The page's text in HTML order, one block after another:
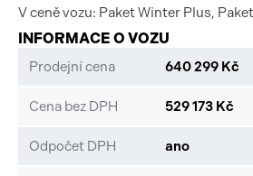
V ceně vozu: Paket Winter Plus,
INFORMACE O VOZU
Prodejní cena 640 299 Kč
Cena bez DPH 529 173 Kč
Odpočet DPH ano